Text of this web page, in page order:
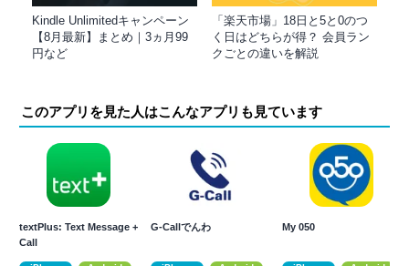
Kindle Unlimitedキャンペーン
【8月最新】まとめ｜3ヵ月99
円など
「楽天市場」18日と5と0のつ
く日はどちらが得？ 会員ラン
クごとの違いを解説
このアプリを見た人はこんなアプリも見ています
textPlus: Text Message +
Call
G-Callでんわ My 050